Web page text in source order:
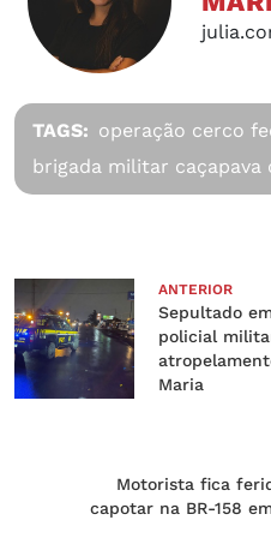
TAGS: operação cerco
brigada militar caçapava
ANTERIOR
Sepultado
policial
Maria
Motorista fica
capotar na BR-158